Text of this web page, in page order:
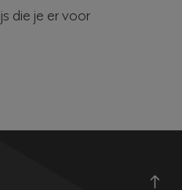
die je er voor